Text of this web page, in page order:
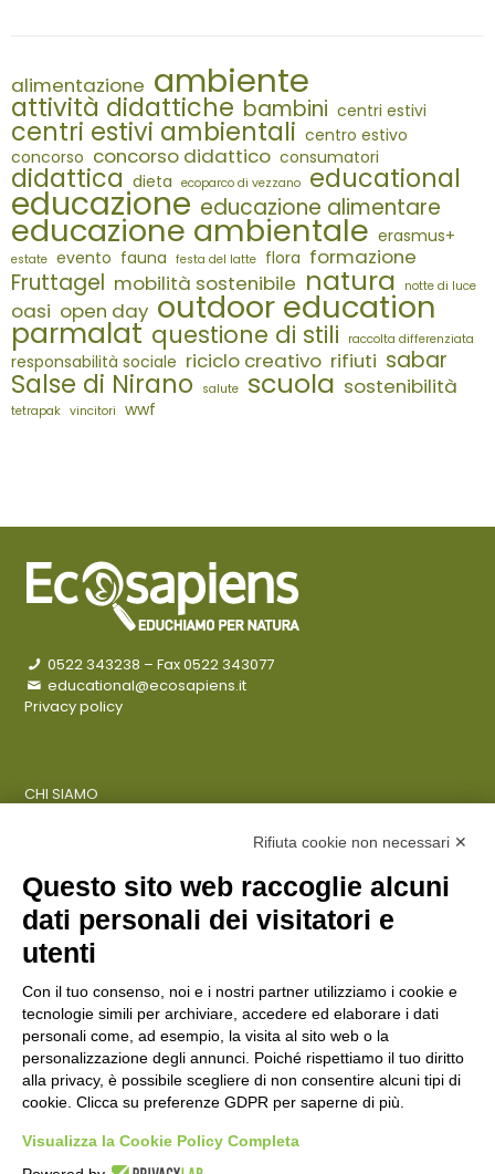
alimentazione ambiente
attività didattiche bambini centri estivi
centri estivi ambientali centro estivo
concorso concorso didattico consumatori
didattica dieta ecoparco di vezzano educational
educazione educazione alimentare
educazione ambientale erasmus+
estate evento fauna festa del latte flora formazione
Fruttagel mobilità sostenibile natura notte di luce
oasi open day outdoor education
parmalat questione di stili raccolta differenziata
responsabilità sociale riciclo creativo rifiuti sabar
Salse di Nirano salute scuola sostenibilità
tetrapak vincitori wwf
0522 343238 – Fax 0522 343077
educational@ecosapiens.it
Privacy policy
CHI SIAMO
ENTI PUBBLICI
SCUOLE
CITTADINI E FAMIGLIE
CONTATTI
Seguici su:
Italiano
Rifiuta cookie non necessari ✕
Questo sito web raccoglie alcuni
dati personali dei visitatori e
utenti
Con il tuo consenso, noi e i nostri partner utilizziamo i cookie e
tecnologie simili per archiviare, accedere ed elaborare i dati
personali come, ad esempio, la visita al sito web o la
personalizzazione degli annunci. Poiché rispettiamo il tuo diritto
alla privacy, è possibile scegliere di non consentire alcuni tipi di
cookie. Clicca su preferenze GDPR per saperne di più.
Visualizza la Cookie Policy Completa